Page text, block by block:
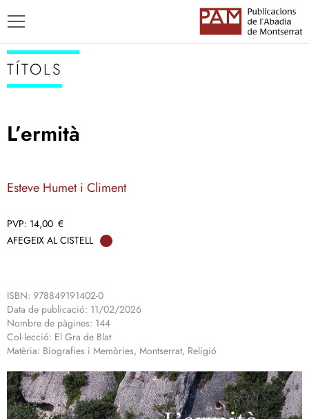
ENSENYAMENT CATALÀ
TÍTOLS
L’ermità
Esteve Humet i Climent
14,00 €
AFEGEIX AL CISTELL
ISBN: 978849191402-0
Data de publicació: 11/02/2026
Nombre de pàgines: 144
Col·lecció: El Gra de Blat
Matèria: Biografies i Memòries, Montserrat, Religió